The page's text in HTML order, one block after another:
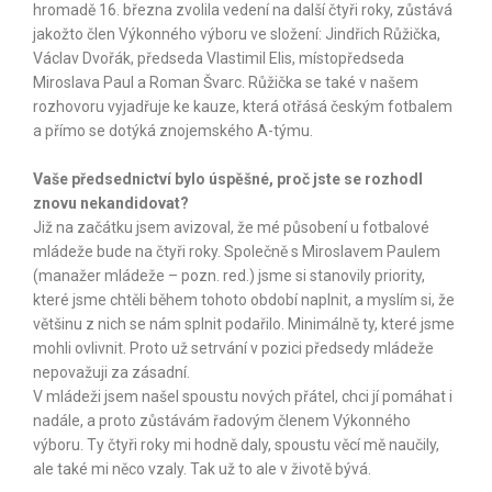
hromadě 16. března zvolila vedení na další čtyři roky, zůstává
jakožto člen Výkonného výboru ve složení: Jindřich Růžička,
Václav Dvořák, předseda Vlastimil Elis, místopředseda
Miroslava Paul a Roman Švarc. Růžička se také v našem
rozhovoru vyjadřuje ke kauze, která otřásá českým fotbalem
a přímo se dotýká znojemského A-týmu.
Vaše předsednictví bylo úspěšné, proč jste se rozhodl
znovu nekandidovat?
Již na začátku jsem avizoval, že mé působení u fotbalové
mládeže bude na čtyři roky. Společně s Miroslavem Paulem
(manažer mládeže – pozn. red.) jsme si stanovily priority,
které jsme chtěli během tohoto období naplnit, a myslím si, že
většinu z nich se nám splnit podařilo. Minimálně ty, které jsme
mohli ovlivnit. Proto už setrvání v pozici předsedy mládeže
nepovažuji za zásadní.
V mládeži jsem našel spoustu nových přátel, chci jí pomáhat i
nadále, a proto zůstávám řadovým členem Výkonného
výboru. Ty čtyři roky mi hodně daly, spoustu věcí mě naučily,
ale také mi něco vzaly. Tak už to ale v životě bývá.